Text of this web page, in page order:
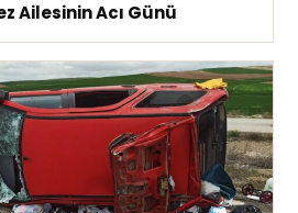
Ailesinin Acı Günü